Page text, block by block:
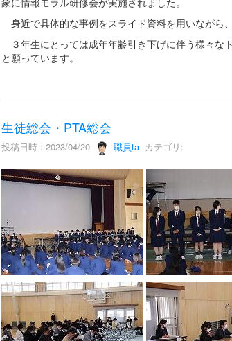
身近で具体的な事例をスライド資料を用いながら
３年生にとっては成年年齢引き下げに伴う様々な
と願っています。
生徒総会・PTA総会
投稿日時 : 2023/04/20 職員taカテゴリ: